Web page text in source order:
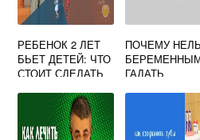
РЕБЕНОК 2 ЛЕТ
БЬЕТ ДЕТЕЙ: ЧТО
СТОИТ СДЕЛАТЬ
ПОЧЕМУ
ГАДАТЬ